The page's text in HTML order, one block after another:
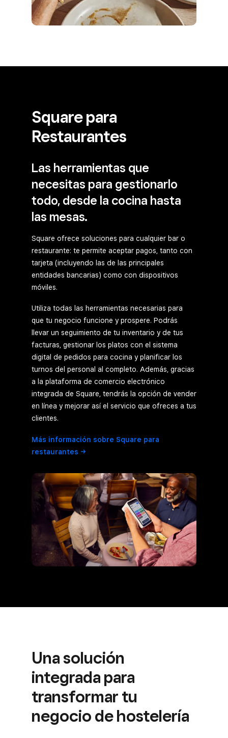
Square para
Restaurantes
Las herramientas que
necesitas para gestionarlo
todo, desde la cocina hasta
las mesas.
Square ofrece soluciones para cualquier bar o
restaurante: te permite aceptar pagos, tanto con
tarjeta (incluyendo las de las principales
entidades bancarias) como con dispositivos
móviles.
Utiliza todas las herramientas necesarias para
que tu negocio funcione y prospere. Podrás
llevar un seguimiento de tu inventario y de tus
facturas, gestionar los platos con el sistema
digital de pedidos para cocina y planificar los
turnos del personal al completo. Además, gracias
a la plataforma de comercio electrónico
integrada de Square, tendrás la opción de vender
en línea y mejorar así el servicio que ofreces a tus
clientes.
Más información sobre Square para
restaurantes
Una solución
integrada para
transformar tu
negocio de hostelería